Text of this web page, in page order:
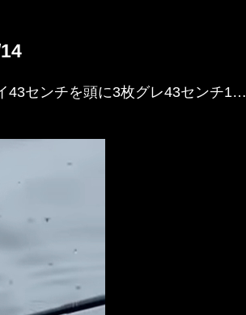
43センチを頭に3枚グレ43センチ1…